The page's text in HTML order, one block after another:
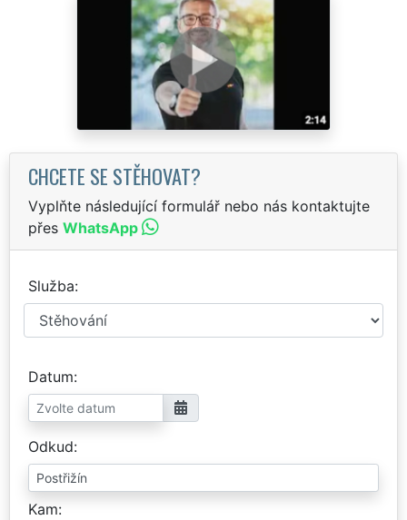
CHCETE SE STĚHOVAT?
Vyplňte následující formulář nebo nás kontaktujte
přes WhatsApp
Služba
Datum
Odkud
Kam